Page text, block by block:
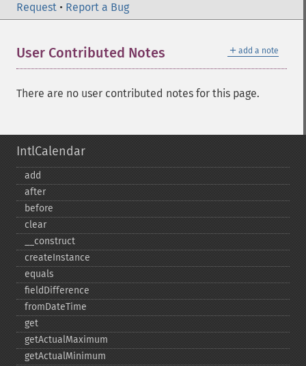
Request • Report a Bug
＋ add a note
User Contributed Notes
There are no user contributed notes for this page.
IntlCalendar
add
after
before
clear
_​_​construct
createInstance
equals
fieldDifference
fromDateTime
get
getActualMaximum
getActualMinimum